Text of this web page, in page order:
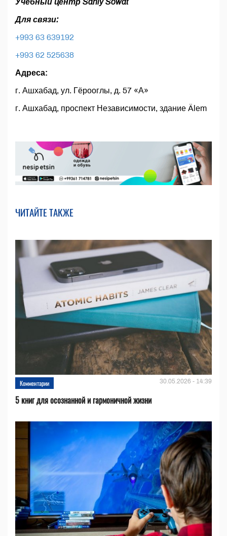
Учебный центр Sanly Sowat
Для связи:
+993 63 639192
+993 62 525638
Адреса:
г. Ашхабад, ул. Гёрооглы, д. 57 «А»
г. Ашхабад, проспект Независимости, здание Älеm
ЧИТАЙТЕ ТАКЖЕ
Комментарии 30.05.2026 - 14:39
5 книг для осознанной и гармоничной жизни